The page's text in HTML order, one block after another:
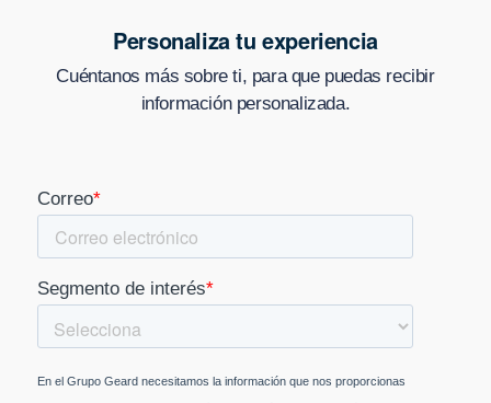
Personaliza tu experiencia
Cuéntanos más sobre ti, para que puedas recibir
información personalizada.